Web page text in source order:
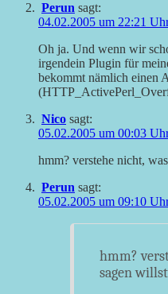
Perun sagt:
04.02.2005 um 22:21
Oh ja. Und wenn wir
irgendein Plugin für
bekommt nämlich einen
Nico sagt:
05.02.2005 um 00:03
hmm? verstehe nicht,
Perun sagt:
05.02.2005 um 09:10
hmm?
sagen